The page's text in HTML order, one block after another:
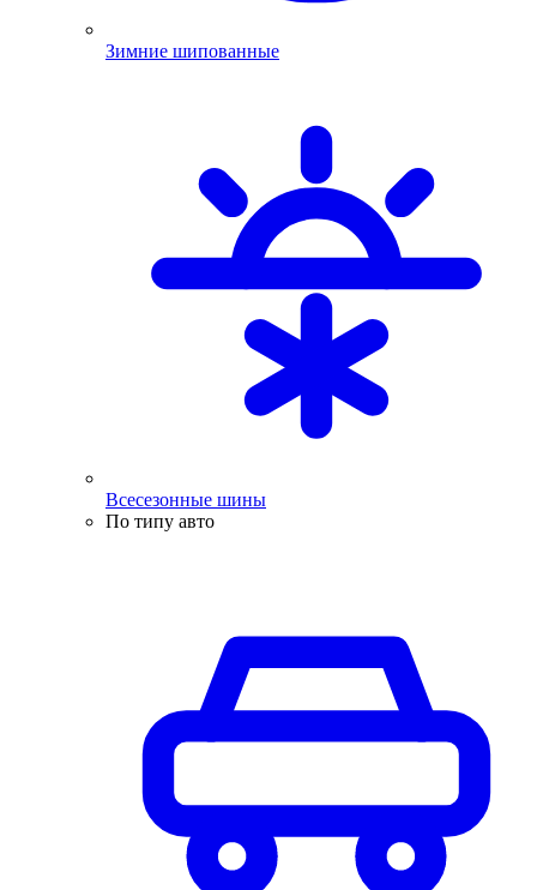
Зимние шипованные
Всесезонные шины
По типу авто